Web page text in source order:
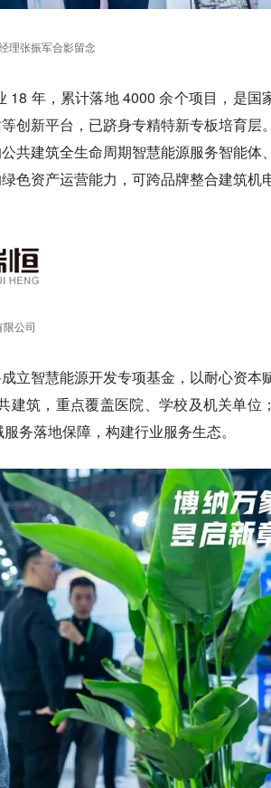
理张振军合影留念
18 年，累计落地 4000 余个项目，是国
创新平台，已跻身专精特新专板培育层
共建筑全生命周期智慧能源服务智能体
色资产运营能力，可跨品牌整合建筑机
公司
立智慧能源开发专项基金，以耐心资本
建筑，重点覆盖医院、学校及机关单位
务落地保障，构建行业服务生态。